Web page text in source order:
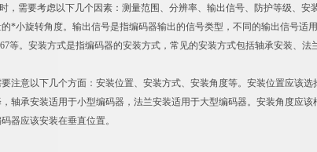
，需要考虑以下几个因素：测量范围、分辨率、输出信号、防护等级、
*小旋转角度。输出信号是指编码器输出的信号类型，不同的输出信号适
等。安装方式是指编码器的安装方式，常见的安装方式包括轴承安装、法
注意以下几个方面：安装位置、安装方式、安装角度等。安装位置应该
轴承安装适用于小型编码器，法兰安装适用于大型编码器。安装角度应
器应该安装在垂直位置。